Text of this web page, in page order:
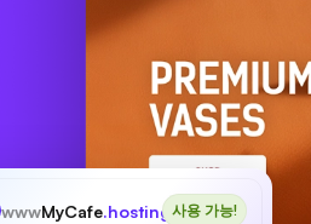
wwwMyCafe.hosting 사용 가능!